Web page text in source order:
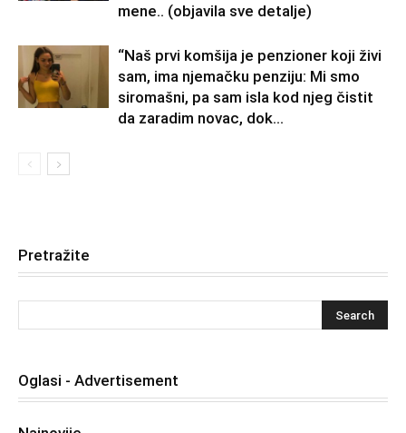
mene.. (objavila sve detalje)
“Naš prvi komšija je penzioner koji živi
sam, ima njemačku penziju: Mi smo
siromašni, pa sam isla kod njeg čistit
da zaradim novac, dok...
Pretražite
Oglasi - Advertisement